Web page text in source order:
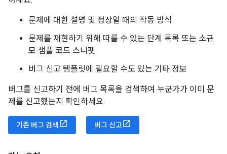
문제에 대한 설명 및 정상일 때의 작동 방식
문제를 재현하기 위해 따를 수 있는 단계 목록 또는 소규
모 샘플 코드 스니펫
버그 신고 템플릿에 필요할 수도 있는 기타 정보
버그를 신고하기 전에 버그 목록을 검색하여 누군가가 이미 문
제를 신고했는지 확인하세요.
기존 버그 검색 버그 신고